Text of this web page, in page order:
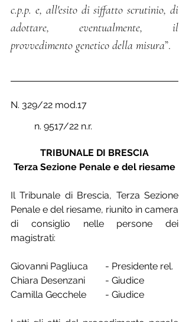
c.p.p. e, all'esito di siffatto scrutinio, di
adottare, eventualmente, il
provvedimento genetico della misura”.
N. 329/22 mod.17
	n. 9517/22 n.r.
TRIBUNALE DI BRESCIA
Terza Sezione Penale e del riesame
Il Tribunale di Brescia, Terza Sezione
Penale e del riesame, riunito in camera
di consiglio nelle persone dei
magistrati:
Giovanni Pagliuca	- Presidente rel.
Chiara Desenzani	- Giudice
Camilla Gecchele	- Giudice